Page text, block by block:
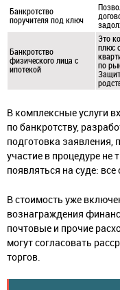
Банкротство
поручителя под ключ
Банкротство
физического лица с
ипотекой
Это
плюс
по
В комплексные услуги
по банкротству,
подготовка заявления,
участие в процедуре не
появляться на суде:
В стоимость уже
вознаграждения
почтовые и прочие
могут согласовать
торгов.